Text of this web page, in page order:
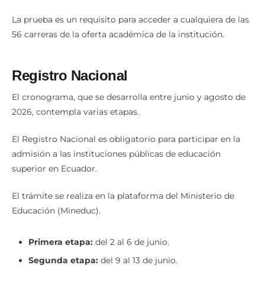
La prueba es un requisito para acceder a cualquiera de las
56 carreras de la oferta académica de la institución.
Registro Nacional
El cronograma, que se desarrolla entre junio y agosto de
2026, contempla varias etapas.
El Registro Nacional es obligatorio para participar en la
admisión a las instituciones públicas de educación
superior en Ecuador.
El trámite se realiza en la plataforma del Ministerio de
Educación (Mineduc).
Primera etapa: del 2 al 6 de junio.
Segunda etapa: del 9 al 13 de junio.